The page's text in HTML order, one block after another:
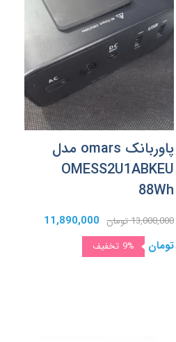
پاوربانک omars مدل
OMESS2U1ABKEU
88Wh
13,000,000 تومان
11,890,000
تومان
9% تخفیف